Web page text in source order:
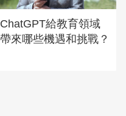
ChatGPT給教育領域
帶來哪些機遇和挑戰？